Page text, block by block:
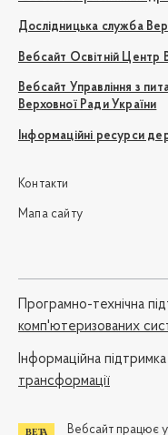
Дослідницька служба
Вебсайт Освітній Центр
Вебсайт Управління з
Верховної Ради України
Інформаційні ресурси
Контакти
Мапа сайту
Програмно-технічна
комп'ютеризованих
Iнформаційна
трансформації
Вебсайт працює